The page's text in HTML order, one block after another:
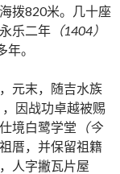
拨820米。几十座
乐二年 （1404）
。
元末，随吉水族
，因战功卓越被赐
境白鹭学堂 （今
厝，并保留祖籍
人字撇瓦片屋